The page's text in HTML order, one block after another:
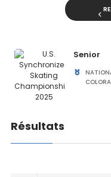
Senior
Résultats